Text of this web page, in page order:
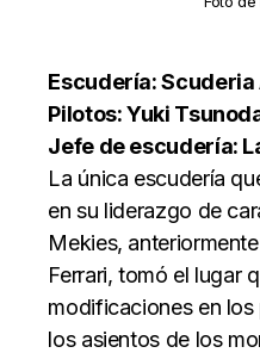
Escudería: Scuderia
Pilotos: Yuki
Jefe de escudería:
La única escudería
en su liderazgo de
Mekies,
Ferrari, tomó el lugar
modificaciones en
los asientos de los